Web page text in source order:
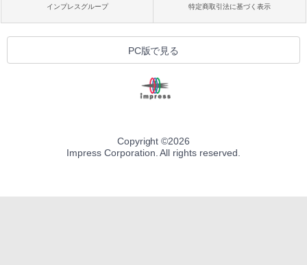
インプレスグループ 特定商取引法に基づく表示
PC版で見る
Copyright ©2026
Impress Corporation. All rights reserved.